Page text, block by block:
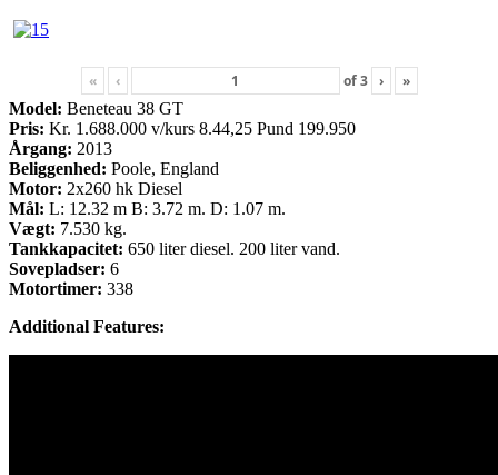
« ‹ of3 ›
»
Model: Beneteau 38 GT
Pris: Kr. 1.688.000 v/kurs 8.44,25 Pund 199.950
Årgang: 2013
Beliggenhed: Poole, England
Motor: 2x260 hk Diesel
Mål: L: 12.32 m B: 3.72 m. D: 1.07 m.
Vægt: 7.530 kg.
Tankkapacitet: 650 liter diesel. 200 liter vand.
Sovepladser: 6
Motortimer: 338
Additional Features: